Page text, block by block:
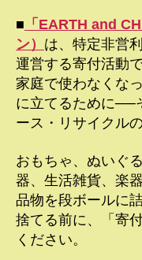
■ 「EARTH and
ン） は、特定非営
運営する寄付活動で
家庭で使わなくな
に立てるために──
ース・リサイクル
おもちゃ、ぬいぐ
器、生活雑貨、楽
品物を段ボールに
捨てる前に、「寄
ください。